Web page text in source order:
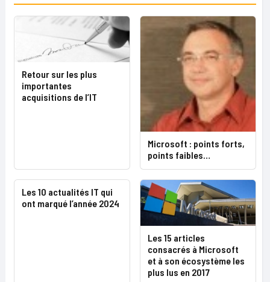
Retour sur les plus
importantes
acquisitions de l’IT
Microsoft : points forts,
points faibles…
Les 10 actualités IT qui
ont marqué l’année 2024
Les 15 articles
consacrés à Microsoft
et à son écosystème les
plus lus en 2017